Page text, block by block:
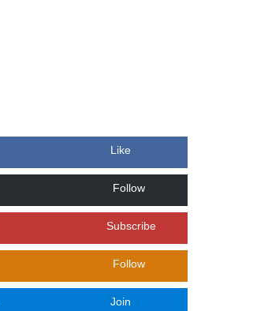
Like
Follow
Subscribe
Follow
Join